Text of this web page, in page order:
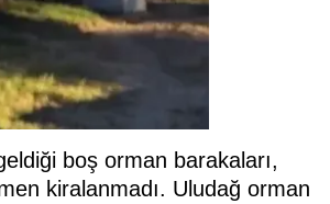
boş orman barakaları,
kiralanmadı. Uludağ orman